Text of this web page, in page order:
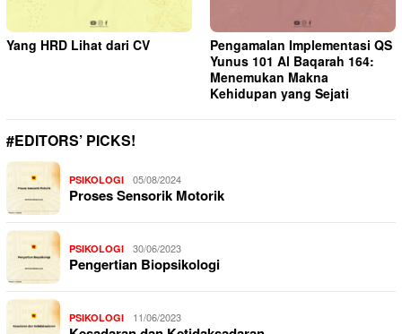
Yang HRD Lihat dari CV
Pengamalan Implementasi QS
Yunus 101 Al Baqarah 164:
Menemukan Makna
Kehidupan yang Sejati
#EDITORS’ PICKS!
PSIKOLOGI 05/08/2024
Proses Sensorik Motorik
PSIKOLOGI 30/06/2023
Pengertian Biopsikologi
PSIKOLOGI 11/06/2023